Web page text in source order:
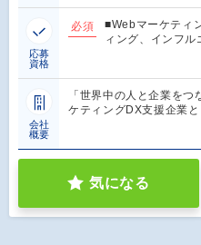
応募
資格
必須
■Webマーケティ
ィング、インフ
会社
概要
「世界中の人と企業を
ケティングDX支援企業
気になる